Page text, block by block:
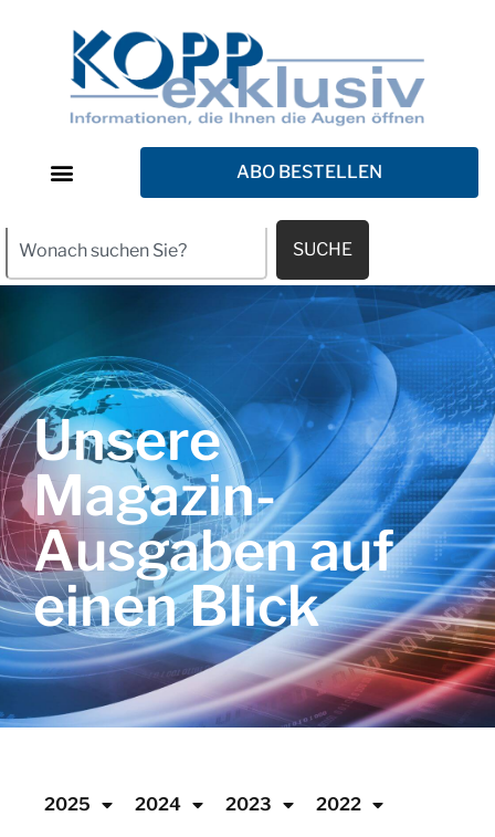
ABO BESTELLEN
SUCHE
Unsere
Magazin-
Ausgaben auf
einen Blick
2025 2024 2023 2022